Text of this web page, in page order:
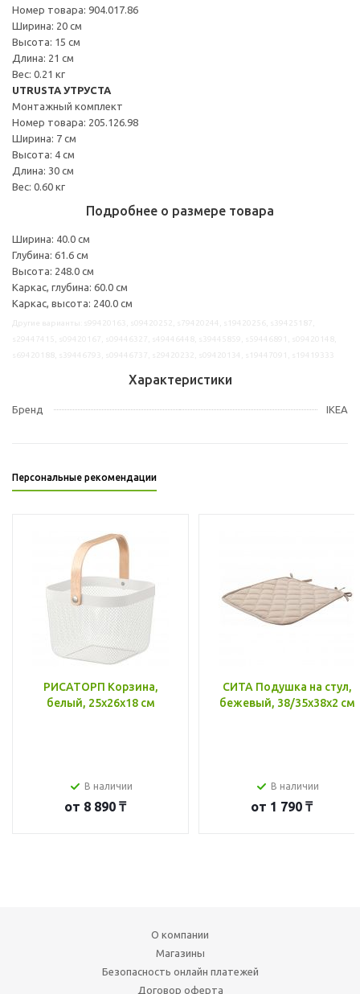
Номер товара: 904.017.86
Ширина: 20 см
Высота: 15 см
Длина: 21 см
Вес: 0.21 кг
UTRUSTA УТРУСТА
Монтажный комплект
Номер товара: 205.126.98
Ширина: 7 см
Высота: 4 см
Длина: 30 см
Вес: 0.60 кг
Подробнее о размере товара
Ширина: 40.0 см
Глубина: 61.6 см
Высота: 248.0 см
Каркас, глубина: 60.0 см
Каркас, высота: 240.0 см
Характеристики
Бренд IKEA
Персональные рекомендации
РИСАТОРП Корзина,
белый, 25x26x18 см
В наличии
от 8 890 ₸
СИТА Подушка на стул,
бежевый, 38/35x38x2 см
В наличии
от 1 790 ₸
О компании
Магазины
Безопасность онлайн платежей
Договор оферта